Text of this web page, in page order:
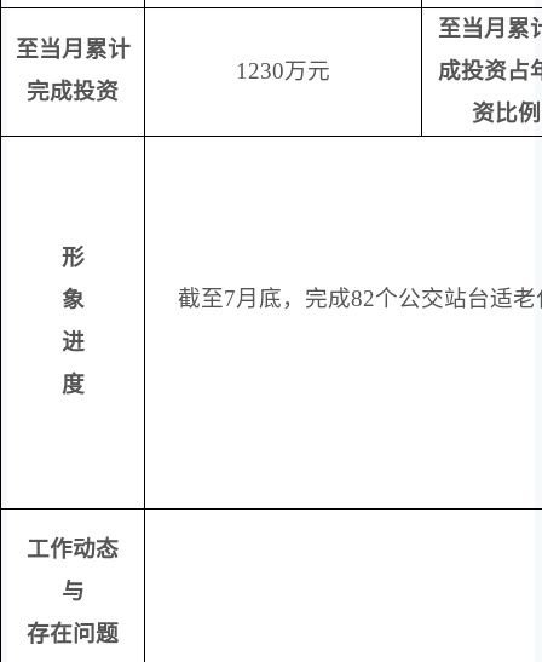
至当月累计
完成投资
1230万元
至当月累
成投资占
资比例
形
象
进
度
截至7月底， 完成82个公交站台适
工作动态
与
存在问题